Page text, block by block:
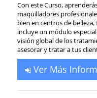
Con este Curso,
maquilladores
bien en centros de belleza,
incluye un módulo
visión global de los
asesorar y tratar a tus
Ver Más